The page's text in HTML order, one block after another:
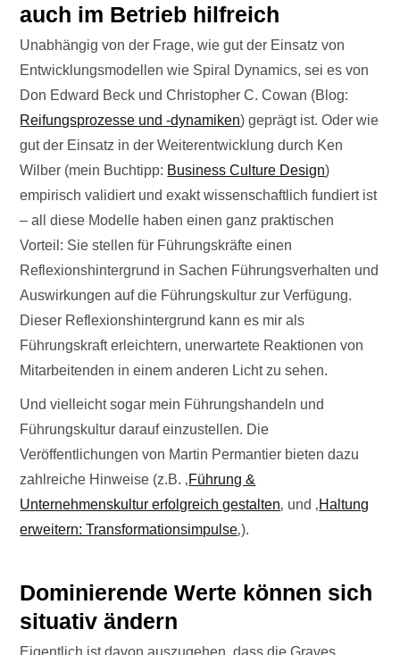
auch im Betrieb hilfreich
Unabhängig von der Frage, wie gut der Einsatz von
Entwicklungsmodellen wie Spiral Dynamics, sei es von
Don Edward Beck und Christopher C. Cowan (Blog:
Reifungsprozesse und -dynamiken) geprägt ist. Oder wie
gut der Einsatz in der Weiterentwicklung durch Ken
Wilber (mein Buchtipp: Business Culture Design)
empirisch validiert und exakt wissenschaftlich fundiert ist
– all diese Modelle haben einen ganz praktischen
Vorteil: Sie stellen für Führungskräfte einen
Reflexionshintergrund in Sachen Führungsverhalten und
Auswirkungen auf die Führungskultur zur Verfügung.
Dieser Reflexionshintergrund kann es mir als
Führungskraft erleichtern, unerwartete Reaktionen von
Mitarbeitenden in einem anderen Licht zu sehen.
Und vielleicht sogar mein Führungshandeln und
Führungskultur darauf einzustellen. Die
Veröffentlichungen von Martin Permantier bieten dazu
zahlreiche Hinweise (z.B. ‚Führung &
Unternehmenskultur erfolgreich gestalten‚ und ‚Haltung
erweitern: Transformationsimpulse‚).
Dominierende Werte können sich
situativ ändern